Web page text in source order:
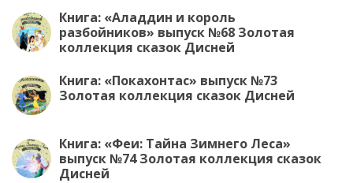
Книга: «Аладдин и король
разбойников» выпуск №68 Золотая
коллекция сказок Дисней
Книга: «Покахонтас» выпуск №73
Золотая коллекция сказок Дисней
Книга: «Феи: Тайна Зимнего Леса»
выпуск №74 Золотая коллекция сказок
Дисней